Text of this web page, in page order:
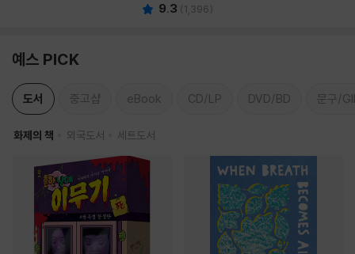
9.3 (1,396)
예스 PICK
도서 중고샵 eBook CD/LP DVD/BD 문구/
화제의 책 외국도서 세트도서